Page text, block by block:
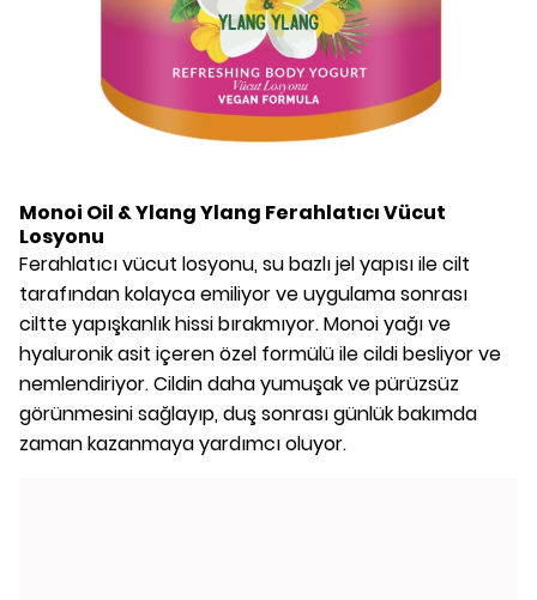
Monoi Oil & Ylang Ylang Ferahlatıcı Vücut
Losyonu
Ferahlatıcı vücut losyonu, su bazlı jel yapısı ile cilt
tarafından kolayca emiliyor ve uygulama sonrası
ciltte yapışkanlık hissi bırakmıyor. Monoi yağı ve
hyaluronik asit içeren özel formülü ile cildi besliyor ve
nemlendiriyor. Cildin daha yumuşak ve pürüzsüz
görünmesini sağlayıp, duş sonrası günlük bakımda
zaman kazanmaya yardımcı oluyor.